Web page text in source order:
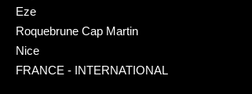
Eze
Roquebrune Cap Martin
Nice
FRANCE - INTERNATIONAL